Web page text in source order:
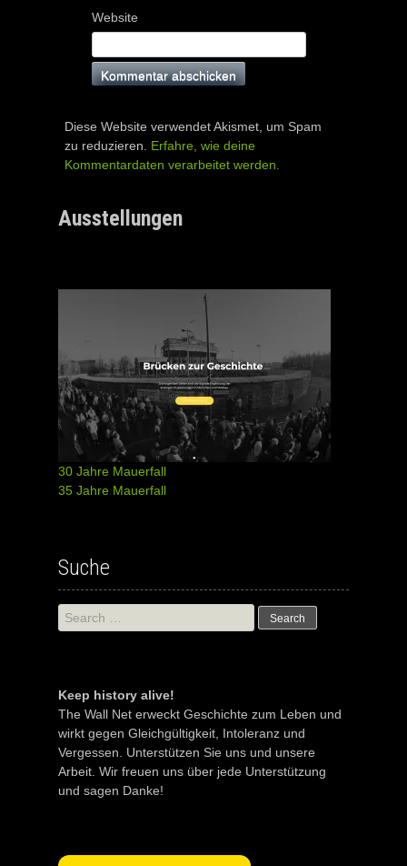
Website
Diese Website verwendet Akismet, um Spam
zu reduzieren. Erfahre, wie deine
Kommentardaten verarbeitet werden.
Ausstellungen
30 Jahre Mauerfall
35 Jahre Mauerfall
Suche
Search
for:
Keep history alive!
The Wall Net erweckt Geschichte zum Leben und
wirkt gegen Gleichgültigkeit, Intoleranz und
Vergessen. Unterstützen Sie uns und unsere
Arbeit. Wir freuen uns über jede Unterstützung
und sagen Danke!